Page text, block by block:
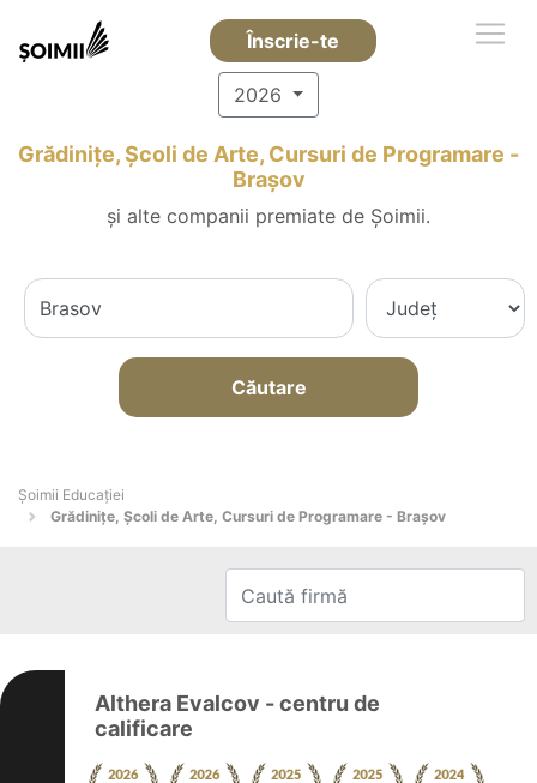
Înscrie-te
2026
Grădinițe, Școli de Arte, Cursuri de Programare -
Braşov
și alte companii premiate de Șoimii.
Căutare
Șoimii Educației
Grădinițe, Școli de Arte, Cursuri de Programare - Braşov
Althera Evalcov - centru de
calificare